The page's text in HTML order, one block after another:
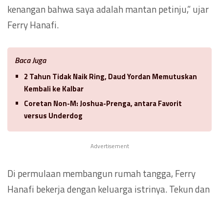
kenangan bahwa saya adalah mantan petinju,” ujar
Ferry Hanafi.
Baca Juga
2 Tahun Tidak Naik Ring, Daud Yordan Memutuskan
Kembali ke Kalbar
Coretan Non-M: Joshua-Prenga, antara Favorit
versus Underdog
Advertisement
Di permulaan membangun rumah tangga, Ferry
Hanafi bekerja dengan keluarga istrinya. Tekun dan